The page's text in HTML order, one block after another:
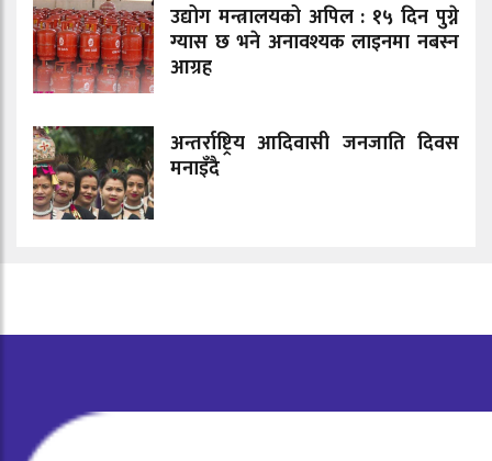
उद्योग मन्त्रालयको अपिल : १५ दिन पुग्ने
ग्यास छ भने अनावश्यक लाइनमा नबस्न
आग्रह
अन्तर्राष्ट्रिय आदिवासी जनजाति दिवस
मनाइँदै